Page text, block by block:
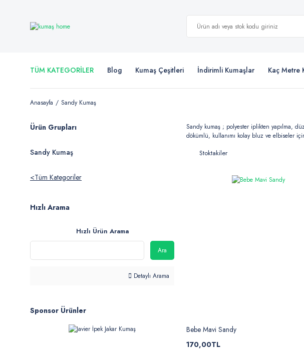
TÜM KATEGORİLER Blog Kumaş Çeşitleri İndirimli Kumaşlar Kaç Metre
Anasayfa Sandy Kumaş
Ürün Grupları
Sandy Kumaş
Tüm Kategoriler
Hızlı Arama
Hızlı Ürün Arama
Ara
Detaylı Arama
Sponsor Ürünler
Sandy kumaş ; polyester iplikten yapılma,
dökümlü, kullanımı kolay bluz ve elbiseler
Stoktakiler
Bebe Mavi Sandy
170,00TL